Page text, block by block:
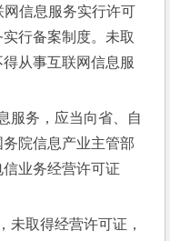
网信息服务实行许可
行备案制度。未取
从事互联网信息服
服务，应当向省、自
院信息产业主管部
业务经营许可证
未取得经营许可证，